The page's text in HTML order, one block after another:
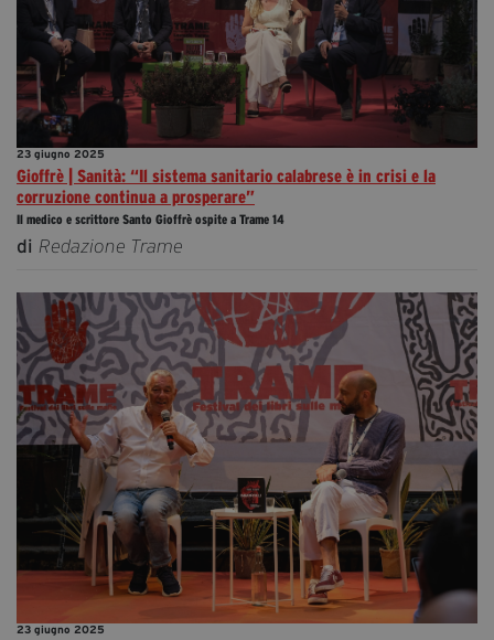
23 giugno 2025
Gioffrè | Sanità: “Il sistema sanitario calabrese è in crisi e la
corruzione continua a prosperare”
Il medico e scrittore Santo Gioffrè ospite a Trame 14
di Redazione Trame
23 giugno 2025